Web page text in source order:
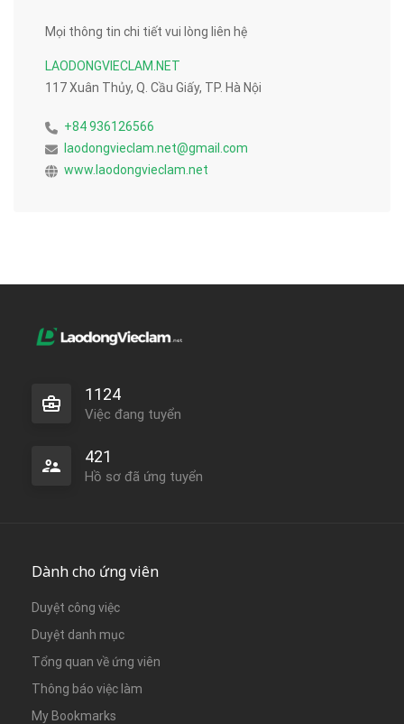
Mọi thông tin chi tiết vui lòng liên hệ
LAODONGVIECLAM.NET
117 Xuân Thủy, Q. Cầu Giấy, TP. Hà Nội
+84 936126566
laodongvieclam.net@gmail.com
www.laodongvieclam.net
1124
Việc đang tuyển
421
Hồ sơ đã ứng tuyển
Dành cho ứng viên
Duyệt công việc
Duyệt danh mục
Tổng quan về ứng viên
Thông báo việc làm
My Bookmarks